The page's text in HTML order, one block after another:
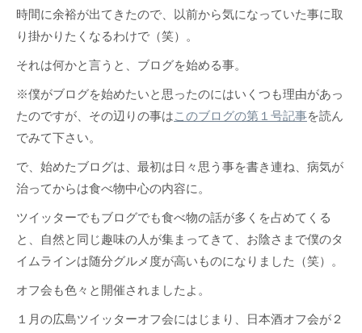
時間に余裕が出てきたので、以前から気になっていた事に取
り掛かりたくなるわけで（笑）。
それは何かと言うと、ブログを始める事。
※僕がブログを始めたいと思ったのにはいくつも理由があっ
たのですが、その辺りの事はこのブログの第１号記事を読ん
でみて下さい。
で、始めたブログは、最初は日々思う事を書き連ね、病気が
治ってからは食べ物中心の内容に。
ツイッターでもブログでも食べ物の話が多くを占めてくる
と、自然と同じ趣味の人が集まってきて、お陰さまで僕のタ
イムラインは随分グルメ度が高いものになりました（笑）。
オフ会も色々と開催されましたよ。
１月の広島ツイッターオフ会にはじまり、日本酒オフ会が２